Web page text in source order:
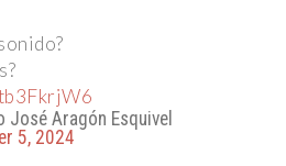
Aragón Esquivel
5, 2024